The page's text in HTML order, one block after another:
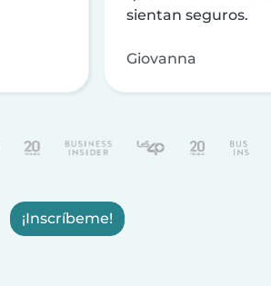
sientan seguros.
Giovanna
¡Inscríbeme!